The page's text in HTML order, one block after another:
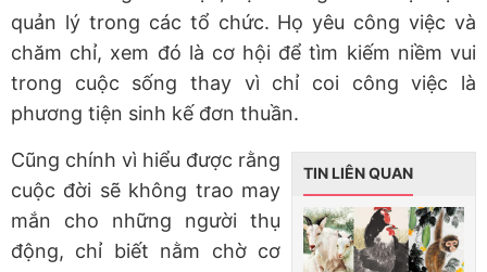
quản lý trong các tổ chức. Họ yêu công việc và
chăm chỉ, xem đó là cơ hội để tìm kiếm niềm vui
trong cuộc sống thay vì chỉ coi công việc là
phương tiện sinh kế đơn thuần.
TIN LIÊN QUAN
Cũng chính vì hiểu được rằng
cuộc đời sẽ không trao may
mắn cho những người thụ
động, chỉ biết nằm chờ cơ